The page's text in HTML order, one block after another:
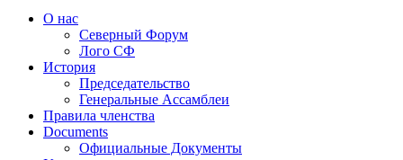
О нас
Северный Форум
Лого СФ
История
Председательство
Генеральные Ассамблеи
Правила членства
Documents
Официальные Документы